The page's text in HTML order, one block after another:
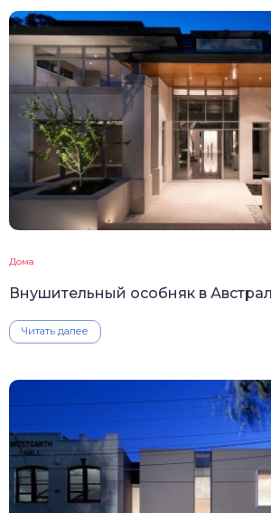
Дома
Внушительный особняк в
Читать далее